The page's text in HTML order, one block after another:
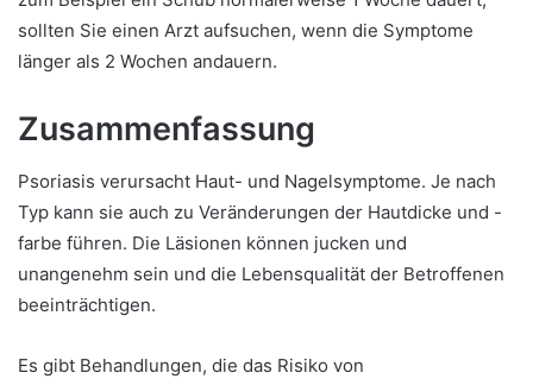
sollten Sie einen Arzt aufsuchen, wenn die Symptome
länger als 2 Wochen andauern.
Zusammenfassung
Psoriasis verursacht Haut- und Nagelsymptome. Je nach
Typ kann sie auch zu Veränderungen der Hautdicke und -
farbe führen. Die Läsionen können jucken und
unangenehm sein und die Lebensqualität der Betroffenen
beeinträchtigen.
Es gibt Behandlungen, die das Risiko von